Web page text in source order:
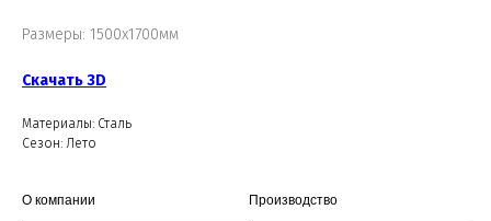
Размеры: 1500х1700мм
Скачать 3D
Материалы: Сталь
Сезон: Лето
О компании Производство